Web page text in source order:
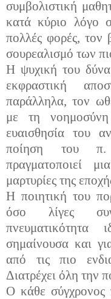
συμβολιστική
κατά κύριο λόγο
πολλές φορές, τον
σουρεαλισμό των
Η ψυχική του
εκφραστική
παράλληλα, τον
με τη
ευαισθησία του
ποίηση του π.
πραγματοποιεί
μαρτυρίες της
Η ποιητική του
όσο λίγες
πνευματικότητα
σημαίνουσα και
από τις πιο
Διατρέχει όλη την
Ο κάθε σύγχρονος